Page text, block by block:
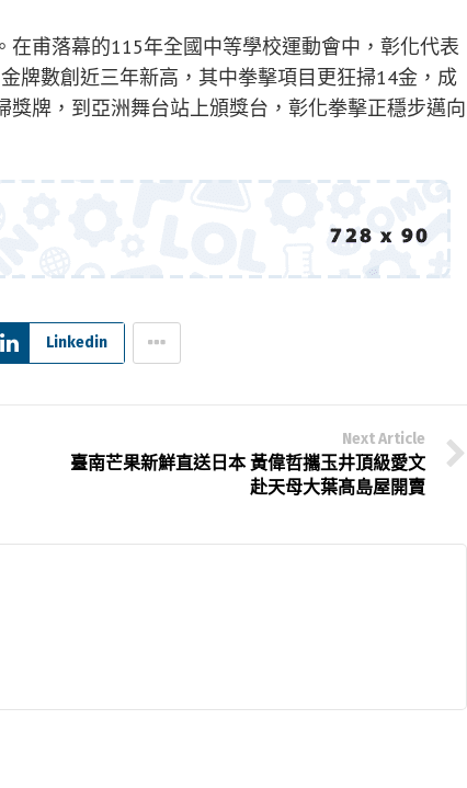
甫落幕的115年全國中等學校運動會中，彰化代表
牌數創近三年新高，其中拳擊項目更狂掃14金，成
牌，到亞洲舞台站上頒獎台，彰化拳擊正穩步邁向
Linkedin
Next Article
臺南芒果新鮮直送日本 黃偉哲攜玉井頂級愛文
赴天母大葉髙島屋開賣